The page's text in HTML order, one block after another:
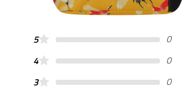
5
0
4
0
3
0